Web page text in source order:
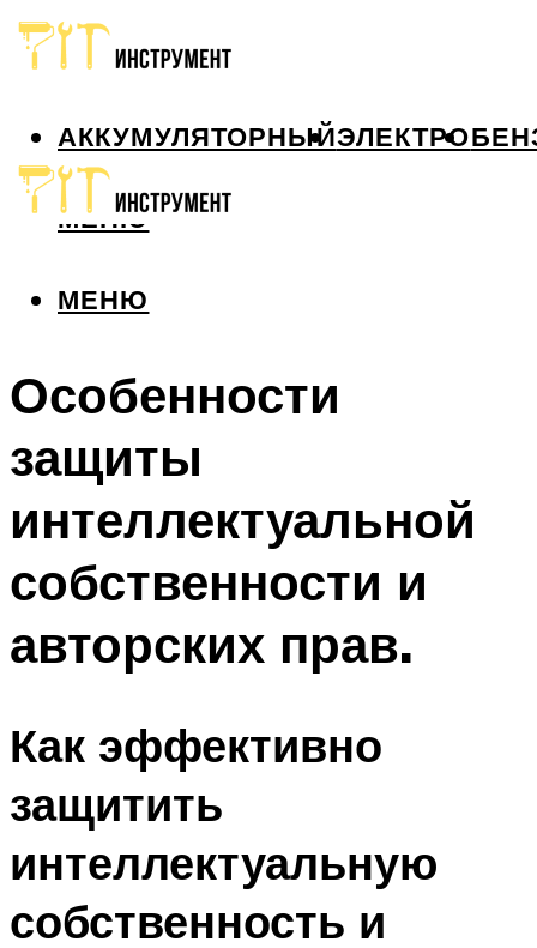
АККУМУЛЯТОРНЫЙЭЛЕКТРО
МЕНЮ
МЕНЮ
Особенности
защиты
интеллектуальной
собственности и
авторских прав.
Как эффективно
защитить
интеллектуальную
собственность и